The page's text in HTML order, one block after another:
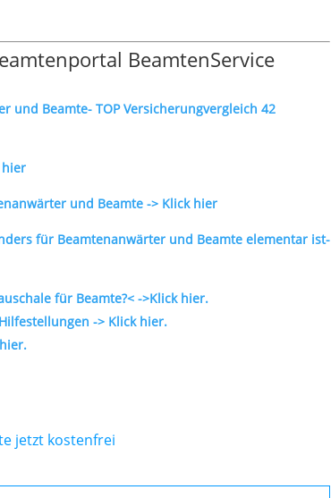
BeamtenService
und Beamte- TOP Versicherungvergleich 42
hier
und Beamte -> Klick hier
für Beamtenanwärter und Beamte elementar ist-
für Beamte?< ->Klick hier.
-> Klick hier.
jetzt kostenfrei